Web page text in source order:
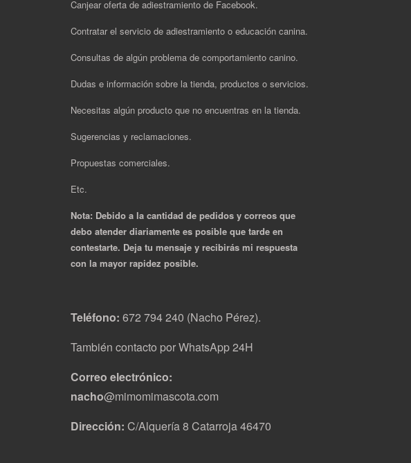
Canjear oferta de adiestramiento de Facebook.
Contratar el servicio de adiestramiento o educación canina.
Consultas de algún problema de comportamiento canino.
Dudas e información sobre la tienda, productos o servicios.
Necesitas algún producto que no encuentras en la tienda.
Sugerencias y reclamaciones.
Propuestas comerciales.
Etc.
Nota: Debido a la cantidad de pedidos y correos que
debo atender diariamente es posible que tarde en
contestarte. Deja tu mensaje y recibirás mi respuesta
con la mayor rapidez posible.
Teléfono: 672 794 240 (Nacho Pérez).
También contacto por WhatsApp 24H
Correo electrónico:
nacho@mimomimascota.com
Dirección: C/Alquería 8 Catarroja 46470